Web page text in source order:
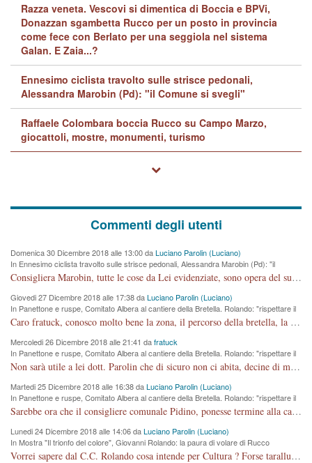
Razza veneta. Vescovi si dimentica di Boccia e BPVi,
Donazzan sgambetta Rucco per un posto in provincia
come fece con Berlato per una seggiola nel sistema
Galan. E Zaia...?
Ennesimo ciclista travolto sulle strisce pedonali,
Alessandra Marobin (Pd): "il Comune si svegli"
Raffaele Colombara boccia Rucco su Campo Marzo,
giocattoli, mostre, monumenti, turismo
Commenti degli utenti
Domenica 30 Dicembre 2018 alle 13:00 daLuciano Parolin (Luciano)
In Ennesimo ciclista travolto sulle strisce pedonali, Alessandra Marobin (Pd): "il
Comune si svegli"
Consigliera Marobin, tutte le cose da Lei evidenziate, sono opera del suo ex Assessore e compagno di Partito Antonio Marco Dalla Pozza Assessore alla "progettazione" di piste ciclabili e altre porcherie. A lui manderei il conto da saldare per incidenti e danni alle persone. E' ora che "finiamola." Avete perso rassegnatevi. qui IL SINDACO RUCCO NON C'ENTRA PER NIENTE. CAPITO!!!!!!!! Amen.
Giovedi 27 Dicembre 2018 alle 17:38 daLuciano Parolin (Luciano)
In Panettone e ruspe, Comitato Albera al cantiere della Bretella. Rolando: "rispettare il
cronoprogramma"
Caro fratuck, conosco molto bene la zona, il percorso della bretella, la situazione dei cittadini, abito in Viale Trento. A partire dal 2003 ho partecipato al Comitato di Maddalene pro bretella, e a riunioni propositive per apportare modifiche al progetto. Numerose mie foto del territorio sono arrivate a Roma, altri miei interventi (non graditi dalla Sx) sono stati pubblicati dal GdV, assieme ad altri come Ciro Asproso, ora favorevole alla bretella. Ho partecipato alla raccolta firme per la chiusura della strada x 5 giorni eseguita dal Sindaco Hullwech per sforamento 180 Micro/g. Pertanto come impegno per la tematica sono apposto con la coscienza. Ora il Progetto è partito, fine! Voglio dire che la nuova Giunta "comunale" non c'entra più. L'opera sarà "malauguratamente" eseguita, ma non con il mio placet. Il Consigliere Comunale dovrebbe capire che la campagna elettorale è finita, con buona pace di tutti. Quello che invece dovrebbe interessare è la proprietà della strada, dall'uscita autostradale Ovest, sino alla Rotatoria dell'Albara, vi sono tre possessori: Autostrade SpA; La Provincia, il Comune. Come la mettiamo per il futuro ? I costi, da 50 sono saliti a 100 milioni di € come dire 20 milioni a KM (!) da non credere. Comunque si farà. Ma nessuno canti Vittoria, anzi meglio non farne un ulteriore fatto "partitico" per questioni elettorali o di seggio. Se mi manda la sua mail, sono disponibile ad inviare i documenti e le foto sopra descritte. Con ossequi, Luciano Parolin
Mercoledi 26 Dicembre 2018 alle 21:41 dafratuck
In Panettone e ruspe, Comitato Albera al cantiere della Bretella. Rolando: "rispettare il
cronoprogramma"
Non sarà utile a lei dott. Parolin che di sicuro non ci abita, decine di migliaia di TIR, automobili e padroncini che passano quotidianamente per una strada appena rotabile, non è più possibile stendere i panni, attraversare la strada senza rischiare la morte, le case stanno crepando, i tempi sono cambiati e la bretella non passerà assolutamente per maddalene (ma cosa sta a dire?!), dia invece responsabilità a chi ha costruito tagliando la strada che doveva invece terminare a isola vicentina e non al moracchino lasciando Motta di Costabissara ancora in panne di traffico. I tempi sono cambiati dottore e se l'anagrafe della vita stagna nell'essere umano impressioni conservatrici, la società non le considera perchè va avanti, si industrializza e ha bisogno di infrastrutture e di sviluppo. Ultima considerazione, se è geloso di Rolando perchè vede in lui solo campagne politiche mentre si difendono i SOLI diritti dei cittadini, la preghiamo faccia considerazioni più appropriate. Saluti e complimenti per i suoi scritti.
Martedi 25 Dicembre 2018 alle 16:38 daLuciano Parolin (Luciano)
In Panettone e ruspe, Comitato Albera al cantiere della Bretella. Rolando: "rispettare il
cronoprogramma"
Sarebbe ora che il consigliere comunale Pidino, ponesse termine alla campagna elettorale nel territorio del suo seggio Villaggio del Sole. La tiraca è iniziata, distruggerà 6 km di prateria ovest della città, ricca di fonti e sorgenti d'acqua. I cittadini di Maddalene non avranno più Pace la notte. Molta colpa per la costruzione di questa Strada è proprio del signor Rolando,dei suoi gazebo mobili e che vuol far passare questa opera VANDALICA come progetto "utile" a chi ? Non è cosa seria sig. Rolando!
Lunedi 24 Dicembre 2018 alle 14:06 daLuciano Parolin (Luciano)
In Mostra "Il trionfo del colore", Giovanni Rolando: la paura di volare di Rucco
Vorrei sapere dal C.C. Rolando cosa intende per Cultura ? Forse tarallucci, vino e sagre, o spaghetti tricolori del PD ? Il continuo (s)parlare della mostra a Palazzo Chiericati caro consigliere DANNEGGIA FORTEMENTE l'immagine della città TUTTA e fa deviare i consensi che in RUSSIA (badi bene ex U.R.S.S.) sono ECCELLENTI. A livello artistico l'evento è di alta Valenza culturale, COMPITO di Tutta la Cittadinanza fare il possibile per propagandare l'iniziativa senza farne UN CASO PARTITICO come fa Lei da sempre. Meno Gazebo + Partecipazione! E così sia. Amen.